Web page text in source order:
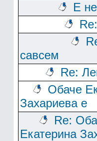
Е
савсем
Re:
Обаче
Захариева е
Re:
Екатерина